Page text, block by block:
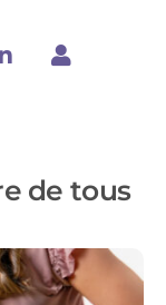
de tous